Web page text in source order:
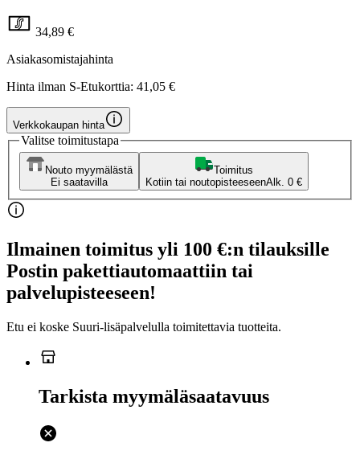
34,89 €
Asiakasomistajahinta
Hinta ilman S-Etukorttia: 41,05 €
Verkkokaupan hinta
Valitse toimitustapa
Nouto myymälästä
Ei saatavilla
Toimitus
Kotiin tai noutopisteeseenAlk. 0 €
Ilmainen toimitus yli 100 €:n tilauksille
Postin pakettiautomaattiin tai
palvelupisteeseen!
Etu ei koske Suuri‑lisäpalvelulla toimitettavia tuotteita.
Tarkista myymäläsaatavuus